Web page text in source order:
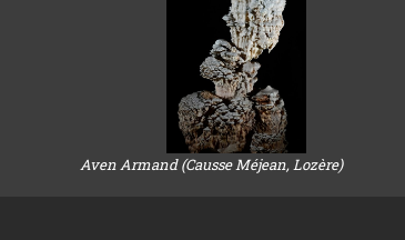
Aven Armand (Causse Méjean, Lozère)